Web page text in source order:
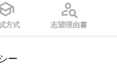
方式 志望理由書
ー